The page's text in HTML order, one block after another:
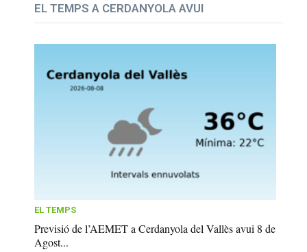
EL TEMPS A CERDANYOLA AVUI
EL TEMPS
Previsió de l’AEMET a Cerdanyola del Vallès avui 8 de
Agost...